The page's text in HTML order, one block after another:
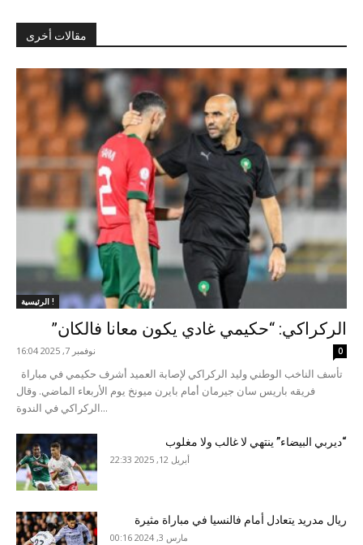
مقالات أخرى
الرئيسية !
الركراكي: “حكيمي غادي يكون معانا فالكان”
نوفمبر 7, 2025 16:04 0
فريقه باريس سان جيرمان أمام بايرن ميونخ يوم الأربعاء الماضي. وقال
الركراكي في الندوة...
“ديربي البيضاء” ينتهي لا غالب ولا مغلوب
أبريل 12, 2025 22:33
ريال مدريد يتعادل أمام فالنسيا في مباراة مثيرة
مارس 3, 2024 00:16